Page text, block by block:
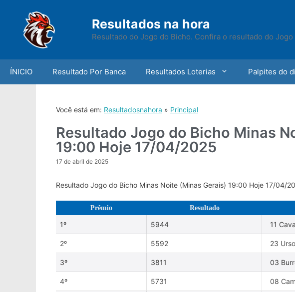
Resultados na hora
Resultado do Jogo do Bicho. Confira o resultado do
ÍNICIO Resultado Por Banca Resultados Loterias Palpites do
Você está em: Resultadosnahora » Principal
Resultado Jogo do Bicho Minas
19:00 Hoje 17/04/2025
17 de abril de 2025
Resultado Jogo do Bicho Minas Noite (Minas Gerais) 19:00 Hoje 17/04/
Prêmio Resultado
1º 5944 11
2º 5592 23 Urso
3º 3811 03
4º 5731 08